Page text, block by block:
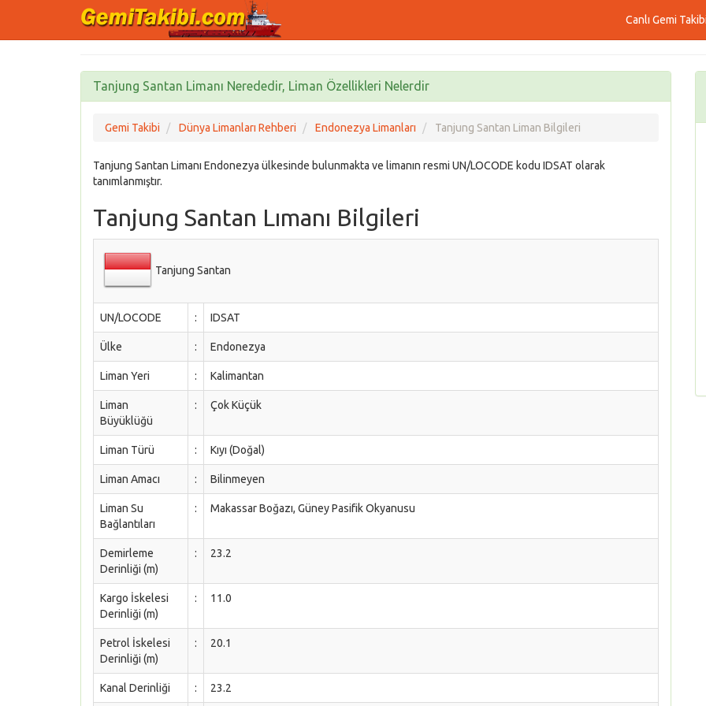
Canlı Gemi Takibi
Tanjung Santan Limanı Nerededir, Liman Özellikleri Nelerdir
Gemi Takibi Dünya Limanları Rehberi Endonezya Limanları Tanjung Santan Liman Bilgileri
Tanjung Santan Limanı Endonezya ülkesinde bulunmakta ve limanın resmi UN/LOCODE kodu IDSAT olarak
tanımlanmıştır.
Tanjung Santan Lımanı Bilgileri
Tanjung Santan
UN/LOCODE : IDSAT
Ülke : Endonezya
Liman Yeri : Kalimantan
Liman
Büyüklüğü
: Çok Küçük
Liman Türü : Kıyı (Doğal)
Liman Amacı : Bilinmeyen
Liman Su
Bağlantıları
: Makassar Boğazı, Güney Pasifik Okyanusu
Demirleme
Derinliği (m)
: 23.2
Kargo İskelesi
Derinliği (m)
: 11.0
Petrol İskelesi
Derinliği (m)
: 20.1
Kanal Derinliği : 23.2